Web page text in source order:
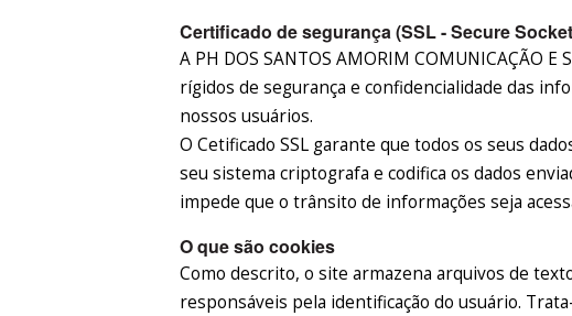
Certificado de segurança (SSL - Secure
A PH DOS SANTOS AMORIM COMUNICAÇÃO E
rígidos de segurança e confidencialidade das
nossos usuários.
O Cetificado SSL garante que todos os seus
seu sistema criptografa e codifica os dados
impede que o trânsito de informações seja
O que são cookies
Como descrito, o site armazena arquivos de
responsáveis pela identificação do usuário.